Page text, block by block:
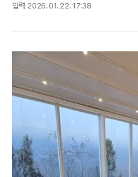
입력 2026. 01. 22. 17:38